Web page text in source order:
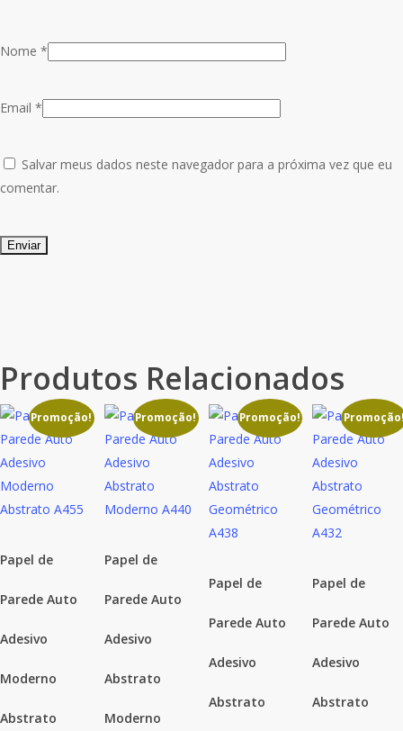
Nome *
Email *
Salvar meus dados neste navegador para a próxima vez que eu
comentar.
Produtos Relacionados
Promoção!
Papel de
Parede Auto
Adesivo
Moderno
Abstrato
Promoção!
Papel de
Parede Auto
Adesivo
Abstrato
Moderno
Promoção!
Papel de
Parede Auto
Adesivo
Abstrato
Papel de
Parede Auto
Adesivo
Abstrato